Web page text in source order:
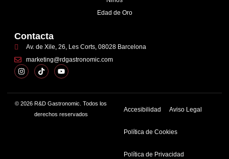
Edad de Oro
Contacta
Av. de Xile, 26, Les Corts, 08028 Barcelona
marketing@rdgastronomic.com
© 2026 R&D Gastronomic. Todos los
derechos reservados
Accesibilidad Aviso Legal
Política de Cookies
Política de Privacidad